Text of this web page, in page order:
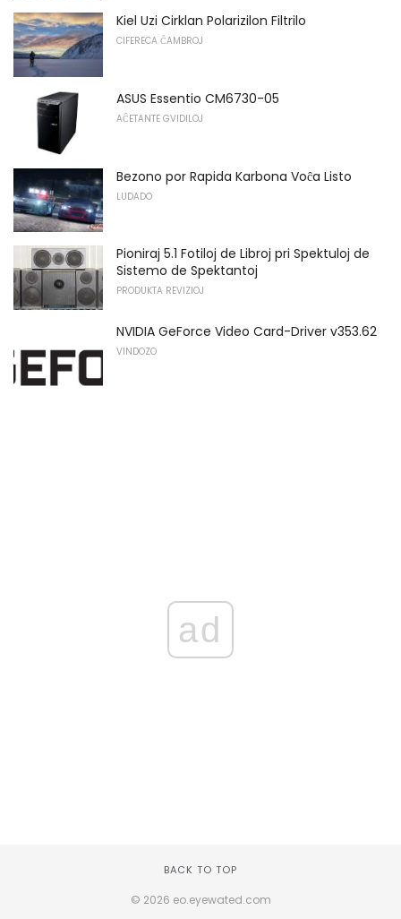
Kiel Uzi Cirklan Polarizilon Filtrilo
CIFERECA ĈAMBROJ
ASUS Essentio CM6730-05
AĈETANTE GVIDILOJ
Bezono por Rapida Karbona Voĉa Listo
LUDADO
Pioniraj 5.1 Fotiloj de Libroj pri Spektuloj de
Sistemo de Spektantoj
PRODUKTA REVIZIOJ
NVIDIA GeForce Video Card-Driver v353.62
VINDOZO
ad
BACK TO TOP
© 2026 eo.eyewated.com